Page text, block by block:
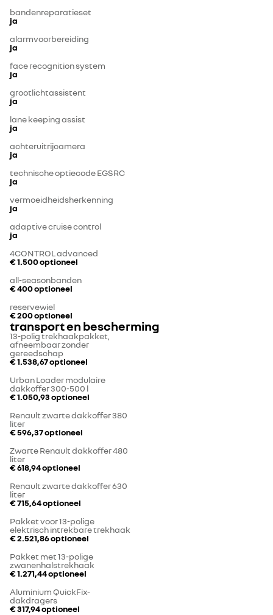
bandenreparatieset
ja
alarmvoorbereiding
ja
face recognition system
ja
grootlichtassistent
ja
lane keeping assist
ja
achteruitrijcamera
ja
technische optiecode EGSRC
ja
vermoeidheidsherkenning
ja
adaptive cruise control
ja
4CONTROL advanced
€ 1.500optioneel
all-seasonbanden
€ 400optioneel
reservewiel
€ 200optioneel
transport en bescherming
13-polig trekhaakpakket,
afneembaar zonder
gereedschap
€ 1.538,67optioneel
Urban Loader modulaire
dakkoffer 300-500 l
€ 1.050,93optioneel
Renault zwarte dakkoffer 380
liter
€ 596,37optioneel
Zwarte Renault dakkoffer 480
liter
€ 618,94optioneel
Renault zwarte dakkoffer 630
liter
€ 715,64optioneel
Pakket voor 13-polige
elektrisch intrekbare trekhaak
€ 2.521,86optioneel
Pakket met 13-polige
zwanenhalstrekhaak
€ 1.271,44optioneel
Aluminium QuickFix-
dakdragers
€ 317,94optioneel